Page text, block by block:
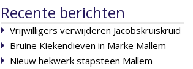
Recente berichten
Vrijwilligers verwijderen Jacobskruiskruid
Bruine Kiekendieven in Marke Mallem
Nieuw hekwerk stapsteen Mallem